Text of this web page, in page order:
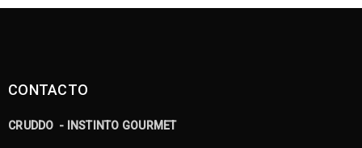
CONTACTO
CRUDDO - INSTINTO GOURMET